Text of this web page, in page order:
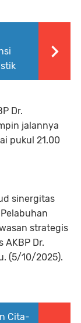
Dr.
jalannya
pukul 21.00
sinergitas
strategis
AKBP Dr.
(5/10/2025).
Cita-